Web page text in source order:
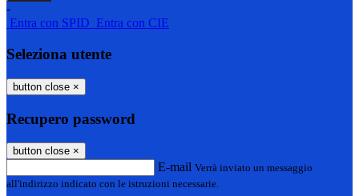
-
Entra con SPID Entra con CIE
Seleziona utente
button close ×
Recupero password
button close ×
E-mail Verrà inviato un messaggio
all'indirizzo indicato con le istruzioni necessarie.